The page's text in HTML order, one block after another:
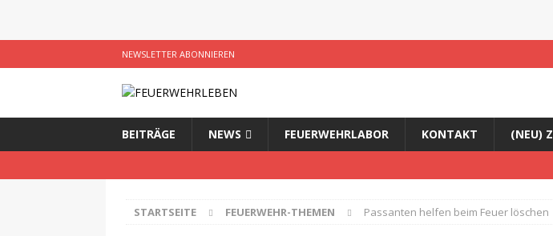
NEWSLETTER ABONNIEREN
BEITRÄGE NEWS FEUERWEHRLABOR KONTAKT (NEU)
STARTSEITE FEUERWEHR-THEMEN Passanten helfen beim Feuer löschen